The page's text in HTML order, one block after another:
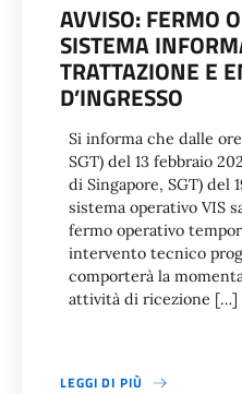
AVVISO: FERMO
SISTEMA
TRATTAZIONE E
D’INGRESSO
Si informa che dalle
SGT) del 13 febbraio
di Singapore, SGT) del
sistema operativo VIS
fermo operativo
intervento tecnico
comporterà la
attività di ricezione […]
LEGGI DI PIÙ